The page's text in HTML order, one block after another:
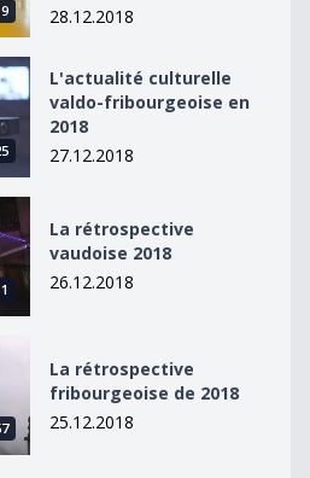
28.12.2018
valdo-fribourgeoise en
L'actualité culturelle
valdo-fribourgeoise en
2018
27.12.2018
2018
La rétrospective
vaudoise 2018
26.12.2018
La rétrospective
fribourgeoise de 2018
25.12.2018